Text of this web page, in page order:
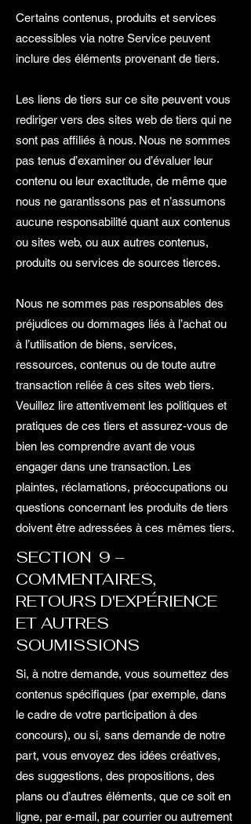
Certains contenus, produits et services
accessibles via notre Service peuvent
inclure des éléments provenant de tiers.
Les liens de tiers sur ce site peuvent vous
rediriger vers des sites web de tiers qui ne
sont pas affiliés à nous. Nous ne sommes
pas tenus d’examiner ou d’évaluer leur
contenu ou leur exactitude, de même que
nous ne garantissons pas et n’assumons
aucune responsabilité quant aux contenus
ou sites web, ou aux autres contenus,
produits ou services de sources tierces.
Nous ne sommes pas responsables des
préjudices ou dommages liés à l’achat ou
à l’utilisation de biens, services,
ressources, contenus ou de toute autre
transaction reliée à ces sites web tiers.
Veuillez lire attentivement les politiques et
pratiques de ces tiers et assurez-vous de
bien les comprendre avant de vous
engager dans une transaction. Les
plaintes, réclamations, préoccupations ou
questions concernant les produits de tiers
doivent être adressées à ces mêmes tiers.
SECTION 9 –
COMMENTAIRES,
RETOURS D'EXPÉRIENCE
ET AUTRES
SOUMISSIONS
Si, à notre demande, vous soumettez des
contenus spécifiques (par exemple, dans
le cadre de votre participation à des
concours), ou si, sans demande de notre
part, vous envoyez des idées créatives,
des suggestions, des propositions, des
plans ou d’autres éléments, que ce soit en
ligne, par e-mail, par courrier ou autrement